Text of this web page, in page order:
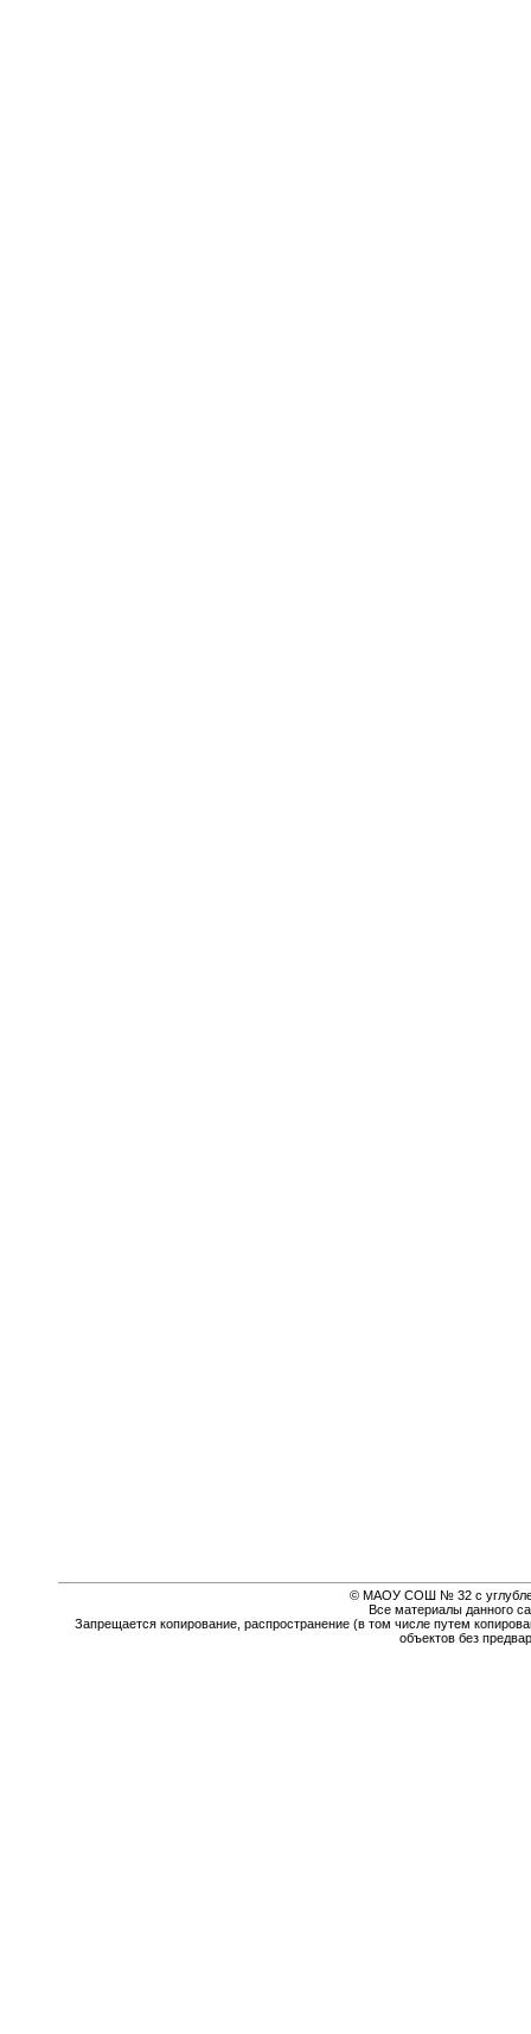
© МАОУ СОШ № 32 с
Все материалы данного
Запрещается копирование, распространение (в том числе путем
объектов без